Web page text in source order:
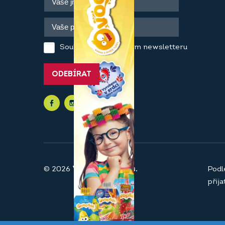
Souhlasím se zasíláním newsletteru
ODEBÍRAT
© 2026 Vaše pekárna a.s.